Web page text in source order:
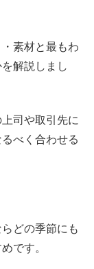
素材と最もわ
解説しまし
司や取引先に
べく合わせる
どの季節にも
です。